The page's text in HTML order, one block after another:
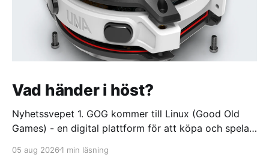
Vad händer i höst?
Nyhetssvepet 1. GOG kommer till Linux (Good Old
Games) - en digital plattform för att köpa och spela
05 aug 2026 1 min läsning